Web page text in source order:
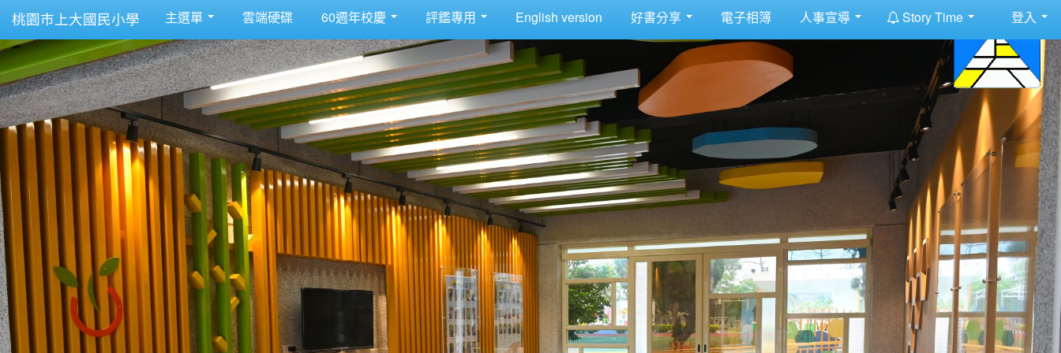
桃園市上大國民小學 主選單 雲端硬碟 60週年校慶 評鑑專用 English version 好書分享 電子相簿 人事宣導 Story Time 登入